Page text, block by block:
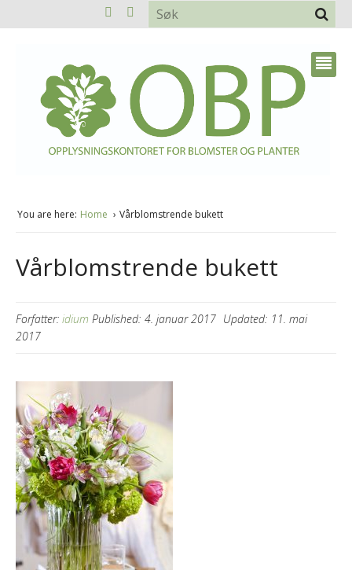
You are here: Home Vårblomstrende bukett
Vårblomstrende bukett
Forfatter: idium Published: 4. januar 2017 Updated: 11. mai
2017